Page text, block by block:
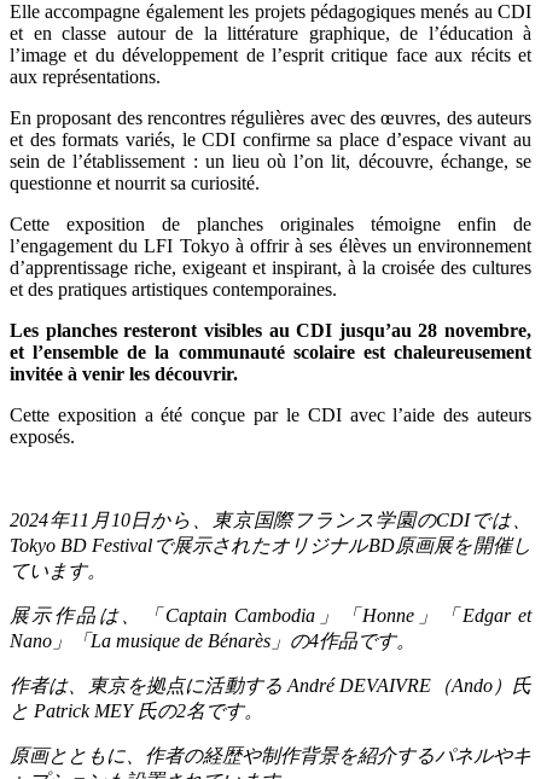
Elle accompagne également les projets pédagogiques menés au CDI
et en classe autour de la littérature graphique, de l’éducation à
l’image et du développement de l’esprit critique face aux récits et
aux représentations.
En proposant des rencontres régulières avec des œuvres, des auteurs
et des formats variés, le CDI confirme sa place d’espace vivant au
sein de l’établissement : un lieu où l’on lit, découvre, échange, se
questionne et nourrit sa curiosité.
Cette exposition de planches originales témoigne enfin de
l’engagement du LFI Tokyo à offrir à ses élèves un environnement
d’apprentissage riche, exigeant et inspirant, à la croisée des cultures
et des pratiques artistiques contemporaines.
Les planches resteront visibles au CDI jusqu’au 28 novembre,
et l’ensemble de la communauté scolaire est chaleureusement
invitée à venir les découvrir.
Cette exposition a été conçue par le CDI avec l’aide des auteurs
exposés.
2024年11 月10日から、東京国際フランス学園のCDIでは、
Tokyo BD Festival で展示されたオリジナルBD原画展を開催し
ています。
展示作品は、「 Captain Cambodia 」「 Honne 」「 Edgar et
Nano 」「 La musique de Bénarès 」の4作品です。
作者は、東京を拠点に活動する André DEVAIVRE （Ando）氏
と Patrick MEY氏の2名です。
原画とともに、作者の経歴や制作背景を紹介するパネルやキ